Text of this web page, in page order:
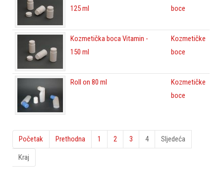
125 ml
boce
Kozmetička boca Vitamin -
150 ml
Kozmetičke
boce
Roll on 80 ml
Kozmetičke
boce
Početak Prethodna 1 2 3 4 Sljedeća
Kraj